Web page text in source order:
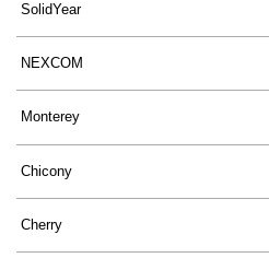
SolidYear
NEXCOM
Monterey
Chicony
Cherry